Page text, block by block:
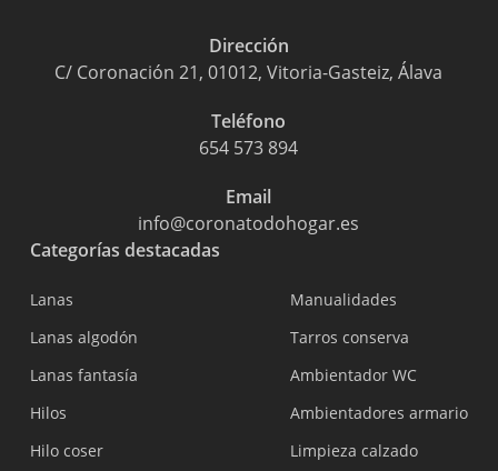
Dirección
C/ Coronación 21, 01012, Vitoria-Gasteiz, Álava
Teléfono
654 573 894
Email
info@coronatodohogar.es
Categorías destacadas
Lanas
Lanas algodón
Lanas fantasía
Hilos
Hilo coser
Manualidades
Tarros conserva
Ambientador WC
Ambientadores armario
Limpieza calzado